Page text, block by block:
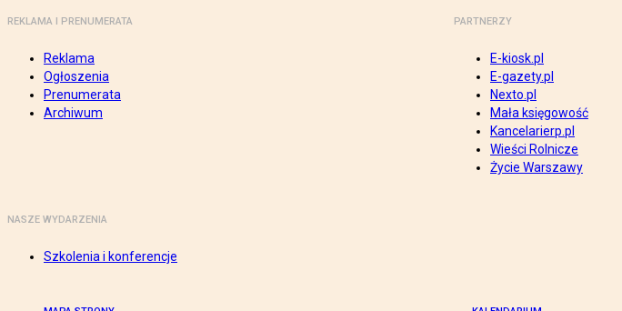
REKLAMA I PRENUMERATA
Reklama
Ogłoszenia
Prenumerata
Archiwum
PARTNERZY
E-kiosk.pl
E-gazety.pl
Nexto.pl
Mała księgowość
Kancelarierp.pl
Wieści Rolnicze
Życie Warszawy
NASZE WYDARZENIA
Szkolenia i konferencje